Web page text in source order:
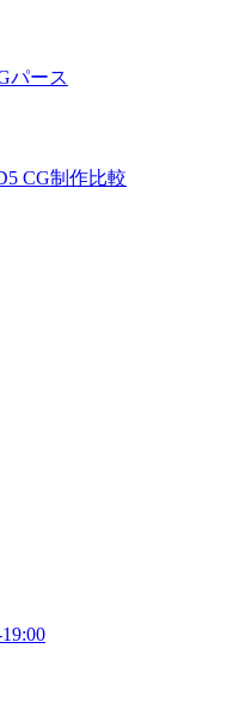
パース
CG制作比較